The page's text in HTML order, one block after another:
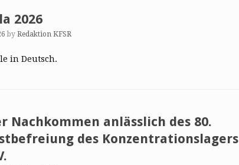
2026
by Redaktion KFSR
in Deutsch.
Nachkommen anlässlich des 80.
des Konzentrationslagers